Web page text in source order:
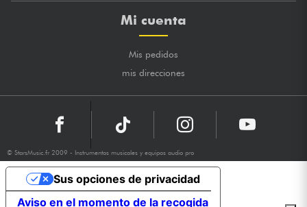
Mi cuenta
Mis pedidos
mis direcciones
© StarsMusic.fr 2009 - Instrumentos musicales y equipos audio pro
Aviso en el momento de la recogida
Sus opciones de privacidad